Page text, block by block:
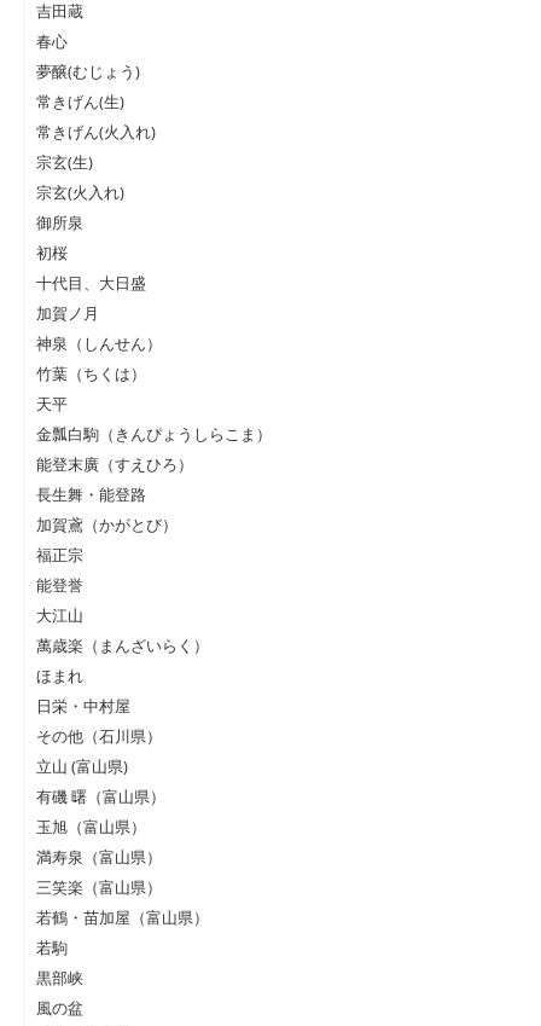
吉田蔵
春心
夢醸(むじょう)
常きげん(生)
常きげん(火入れ)
宗玄(生)
宗玄(火入れ)
御所泉
初桜
十代目、大日盛
加賀ノ月
神泉（しんせん）
竹葉（ちくは）
天平
金瓢白駒（きんぴょうしらこま）
能登末廣（すえひろ）
長生舞・能登路
加賀鳶（かがとび）
福正宗
能登誉
大江山
萬歳楽（まんざいらく）
ほまれ
日栄・中村屋
その他（石川県）
立山 (富山県)
有磯 曙（富山県）
玉旭（富山県）
満寿泉（富山県）
三笑楽（富山県）
若鶴・苗加屋（富山県）
若駒
黒部峡
風の盆